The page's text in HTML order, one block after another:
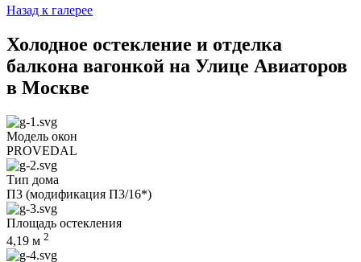
Назад к галерее
Холодное остекление и отделка
балкона вагонкой на Улице Авиаторов
в Москве
Модель окон
PROVEDAL
Тип дома
П3 (модификация П3/16*)
Площадь остекления
4,19 м 2